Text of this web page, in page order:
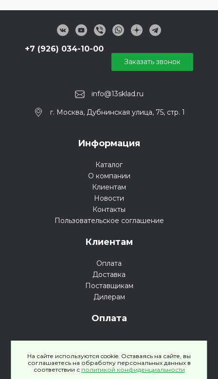
info@13sklad.ru
+7 (926) 034-10-00
г. Москва, Дубнинская улица, 75, стр. 1
Заказать звонок
Информация
Каталог
О компании
Клиентам
Новости
Контакты
Пользовательское соглашение
Клиентам
Оплата
Доставка
Поставщикам
Дилерам
Оплата
Политика конфиденциальности
На сайте используются cookie. Оставаясь на сайте, вы
соглашаетесь на обработку персональных данных в
соответствии с политикой конфиденциальности